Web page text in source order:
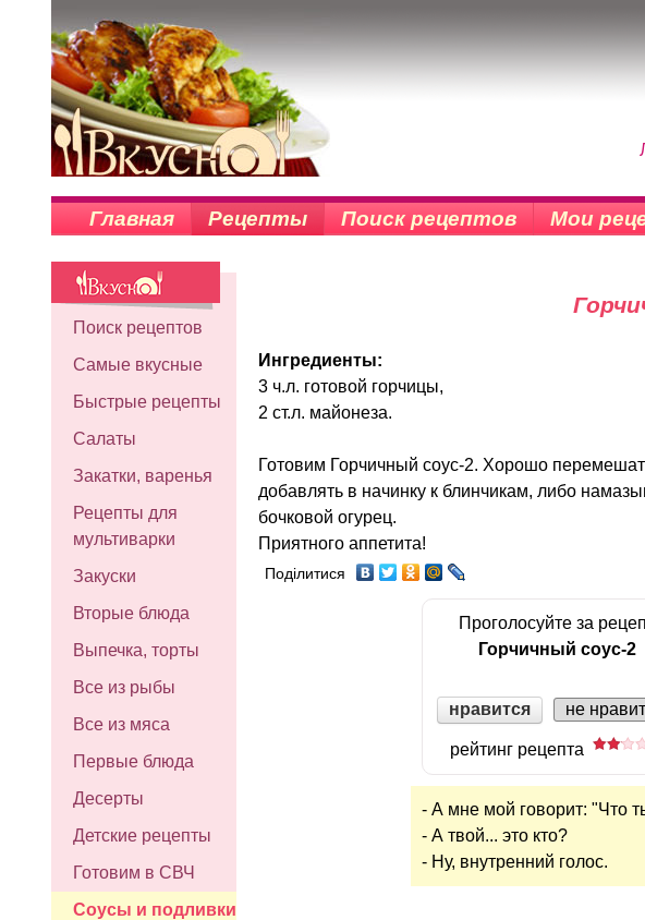
Главная Рецепты Поиск рецептов Мои
Поиск рецептов
Самые вкусные
Быстрые рецепты
Салаты
Закатки, варенья
Рецепты для
мультиварки
Закуски
Вторые блюда
Выпечка, торты
Все из рыбы
Все из мяса
Первые блюда
Десерты
Детские рецепты
Готовим в СВЧ
Соусы и подливки
Ингредиенты:
3 ч.л. готовой горчицы,
2 ст.л. майонеза.
Готовим Горчичный соус-2. Хорошо
добавлять в начинку к блинчикам, либо
бочковой огурец.
Приятного аппетита!
Поділитися
Проголосуйте за
Горчичный соус-2
нравится не
рейтинг рецепта
- А мне мой говорит: "Что
- А твой... это кто?
- Ну, внутренний голос.